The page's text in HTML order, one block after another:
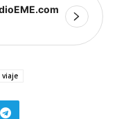
viaje